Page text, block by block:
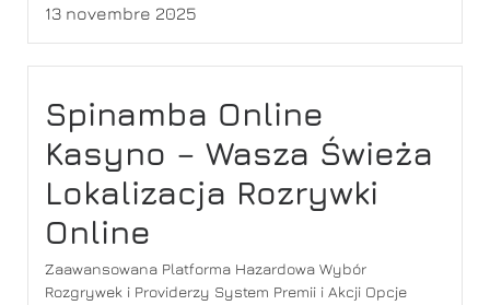
13 novembre 2025
Spinamba Online
Kasyno – Wasza Świeża
Lokalizacja Rozrywki
Online
Zaawansowana Platforma Hazardowa Wybór
Rozgrywek i Providerzy System Premii i Akcji Opcje